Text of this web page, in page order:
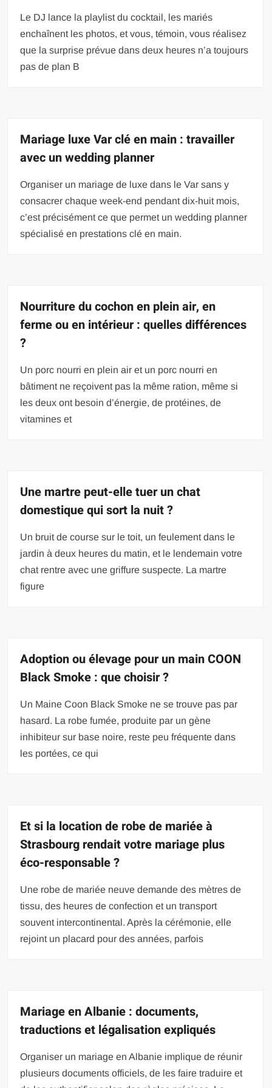
Le DJ lance la playlist du cocktail, les mariés
enchaînent les photos, et vous, témoin, vous réalisez
que la surprise prévue dans deux heures n’a toujours
pas de plan B
Mariage luxe Var clé en main : travailler
avec un wedding planner
Organiser un mariage de luxe dans le Var sans y
consacrer chaque week-end pendant dix-huit mois,
c’est précisément ce que permet un wedding planner
spécialisé en prestations clé en main.
Nourriture du cochon en plein air, en
ferme ou en intérieur : quelles différences
?
Un porc nourri en plein air et un porc nourri en
bâtiment ne reçoivent pas la même ration, même si
les deux ont besoin d’énergie, de protéines, de
vitamines et
Une martre peut-elle tuer un chat
domestique qui sort la nuit ?
Un bruit de course sur le toit, un feulement dans le
jardin à deux heures du matin, et le lendemain votre
chat rentre avec une griffure suspecte. La martre
figure
Adoption ou élevage pour un main COON
Black Smoke : que choisir ?
Un Maine Coon Black Smoke ne se trouve pas par
hasard. La robe fumée, produite par un gène
inhibiteur sur base noire, reste peu fréquente dans
les portées, ce qui
Et si la location de robe de mariée à
Strasbourg rendait votre mariage plus
éco-responsable ?
Une robe de mariée neuve demande des mètres de
tissu, des heures de confection et un transport
souvent intercontinental. Après la cérémonie, elle
rejoint un placard pour des années, parfois
Mariage en Albanie : documents,
traductions et légalisation expliqués
Organiser un mariage en Albanie implique de réunir
plusieurs documents officiels, de les faire traduire et